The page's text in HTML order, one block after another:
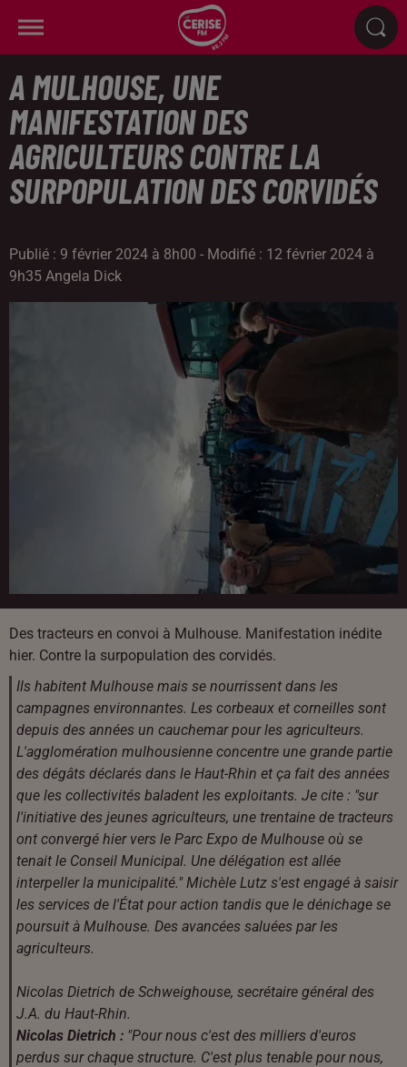
A MULHOUSE, UNE
MANIFESTATION DES
AGRICULTEURS CONTRE LA
SURPOPULATION DES CORVIDÉS
Publié : 9 février 2024 à 8h00 - Modifié : 12 février 2024 à
9h35 Angela Dick
Des tracteurs en convoi à Mulhouse. Manifestation inédite
hier. Contre la surpopulation des corvidés.
Ils habitent Mulhouse mais se nourrissent dans les
campagnes environnantes. Les corbeaux et corneilles sont
depuis des années un cauchemar pour les agriculteurs.
L'agglomération mulhousienne concentre une grande partie
des dégâts déclarés dans le Haut-Rhin et ça fait des années
que les collectivités baladent les exploitants. Je cite : "sur
l'initiative des jeunes agriculteurs, une trentaine de tracteurs
ont convergé hier vers le Parc Expo de Mulhouse où se
tenait le Conseil Municipal. Une délégation est allée
interpeller la municipalité." Michèle Lutz s'est engagé à saisir
les services de l'État pour action tandis que le dénichage se
poursuit à Mulhouse. Des avancées saluées par les
agriculteurs.
Nicolas Dietrich de Schweighouse, secrétaire général des
J.A. du Haut-Rhin.
Nicolas Dietrich : "Pour nous c'est des milliers d'euros
perdus sur chaque structure. C'est plus tenable pour nous,